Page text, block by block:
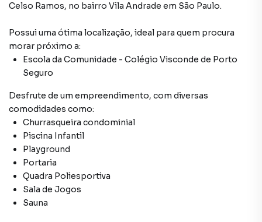
Celso Ramos, no bairro Vila Andrade em São Paulo.
Possui uma ótima localização, ideal para quem procura
morar próximo a:
Escola da Comunidade - Colégio Visconde de Porto
Seguro
Desfrute de um empreendimento, com diversas
comodidades como:
Churrasqueira condominial
Piscina Infantil
Playground
Portaria
Quadra Poliesportiva
Sala de Jogos
Sauna